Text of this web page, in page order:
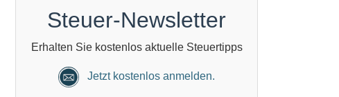
Steuer-Newsletter
Erhalten Sie kostenlos aktuelle Steuertipps
Jetzt kostenlos anmelden.